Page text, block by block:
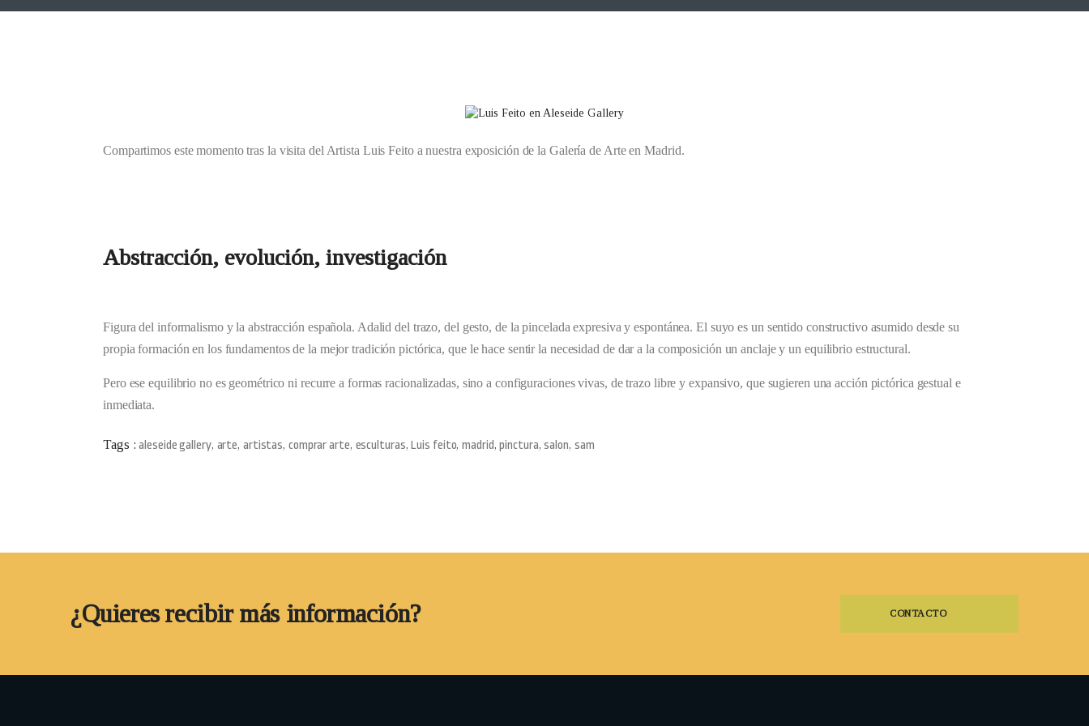
Compartimos este momento tras la visita del Artista Luis Feito a nuestra exposición de la Galería de Arte en Madrid.
Abstracción, evolución, investigación
Figura del informalismo y la abstracción española. Adalid del trazo, del gesto, de la pincelada expresiva y espontánea. El suyo es un sentido constructivo asumido desde su
propia formación en los fundamentos de la mejor tradición pictórica, que le hace sentir la necesidad de dar a la composición un anclaje y un equilibrio estructural.
Pero ese equilibrio no es geométrico ni recurre a formas racionalizadas, sino a configuraciones vivas, de trazo libre y expansivo, que sugieren una acción pictórica gestual e
inmediata.
Tags : aleseide gallery, arte, artistas, comprar arte, esculturas, Luis feito,madrid,pinctura,salon, sam
¿Quieres recibir más información? CONTACTO